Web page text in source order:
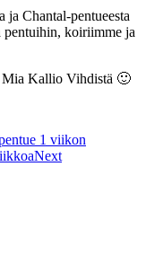
ja Chantal-pentueesta
pentuihin, koiriimme ja
Mia Kallio Vihdistä 🙂
1 viikon
Next